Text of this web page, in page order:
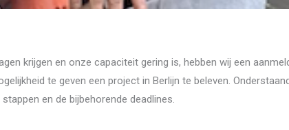
krijgen en onze capaciteit gering is, hebben wij een
te geven een project in Berlijn te beleven.
en de bijbehorende deadlines.